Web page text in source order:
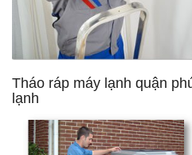
Tháo ráp máy lạnh quận
lạnh